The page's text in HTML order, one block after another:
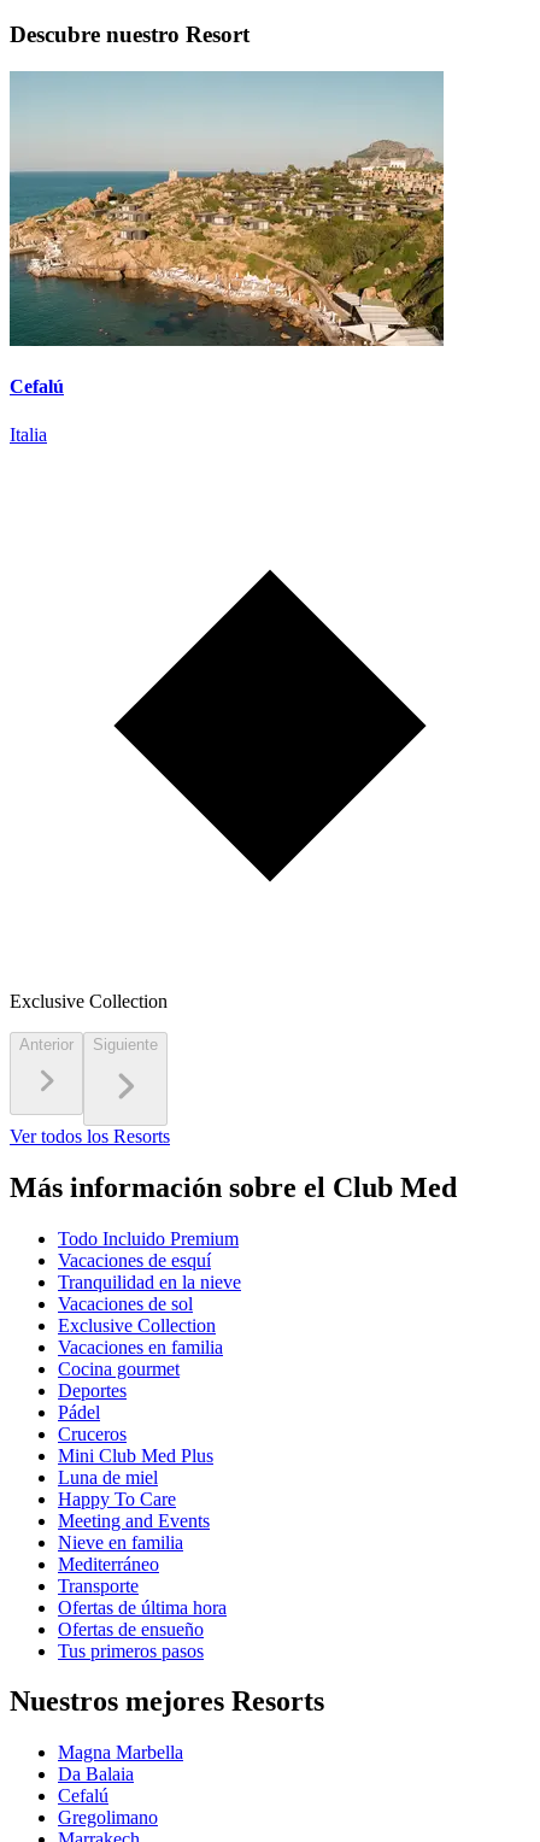
Descubre nuestro Resort
Cefalú
Italia
Exclusive Collection
Anterior Siguiente
Ver todos los Resorts
Más información sobre el Club Med
Todo Incluido Premium
Vacaciones de esquí
Tranquilidad en la nieve
Vacaciones de sol
Exclusive Collection
Vacaciones en familia
Cocina gourmet
Deportes
Pádel
Cruceros
Mini Club Med Plus
Luna de miel
Happy To Care
Meeting and Events
Nieve en familia
Mediterráneo
Transporte
Ofertas de última hora
Ofertas de ensueño
Tus primeros pasos
Nuestros mejores Resorts
Magna Marbella
Da Balaia
Cefalú
Gregolimano